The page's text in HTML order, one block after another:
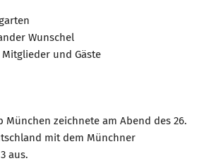
Wunschel
und Gäste
München zeichnete am Abend des 26.
mit dem Münchner
aus.